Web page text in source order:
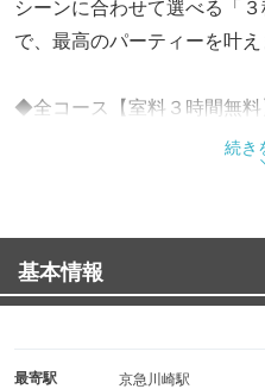
シーンに合わせて選べる「
で、最高のパーティーを叶え
◆全コース【室料３時間無料
手軽に楽しめる「カジュア
ド」、さらに豪華な「デラ
な飲み放題プランも追加可
◆店内は１名様から大人数
レストランルームなど、個性
続き
基本情報
最寄駅 京急川崎駅